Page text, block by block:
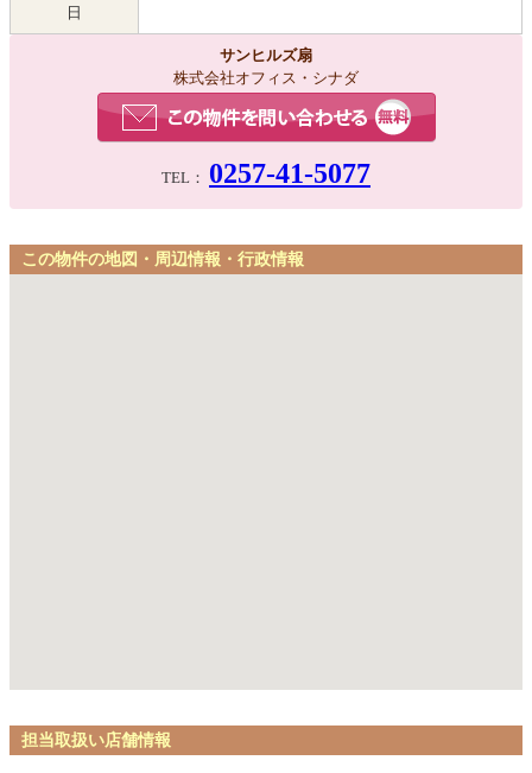
日
サンヒルズ扇
株式会社オフィス・シナダ
TEL： 0257-41-5077
この物件の地図・周辺情報・行政情報
担当取扱い店舗情報